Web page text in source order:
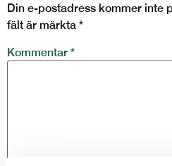
Din e-postadress kommer inte
fält är märkta *
Kommentar *